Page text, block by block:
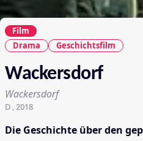
Film
Drama
Geschichtsfilm
Wackersdorf
Wackersdorf
D , 2018
Die Geschichte über den